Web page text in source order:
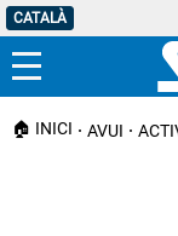
CATALÀ
Menú
🏠 INICI AVUI